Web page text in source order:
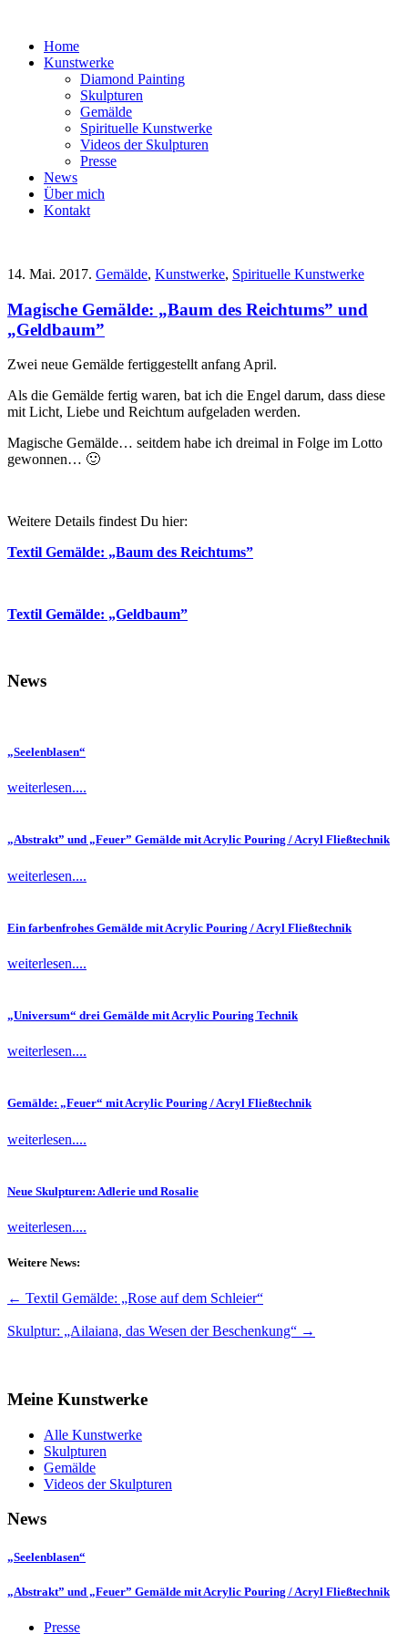
Home
Kunstwerke
Diamond Painting
Skulpturen
Gemälde
Spirituelle Kunstwerke
Videos der Skulpturen
Presse
News
Über mich
Kontakt
14. Mai. 2017. Gemälde, Kunstwerke, Spirituelle Kunstwerke
Magische Gemälde: „Baum des Reichtums” und
„Geldbaum”
Zwei neue Gemälde fertiggestellt anfang April.
Als die Gemälde fertig waren, bat ich die Engel darum, dass diese
mit Licht, Liebe und Reichtum aufgeladen werden.
Magische Gemälde… seitdem habe ich dreimal in Folge im Lotto
gewonnen… 🙂
Weitere Details findest Du hier:
Textil Gemälde: „Baum des Reichtums”
Textil Gemälde: „Geldbaum”
News
„Seelenblasen“
weiterlesen....
„Abstrakt” und „Feuer” Gemälde mit Acrylic Pouring / Acryl Fließtechnik
weiterlesen....
Ein farbenfrohes Gemälde mit Acrylic Pouring / Acryl Fließtechnik
weiterlesen....
„Universum“ drei Gemälde mit Acrylic Pouring Technik
weiterlesen....
Gemälde: „Feuer“ mit Acrylic Pouring / Acryl Fließtechnik
weiterlesen....
Neue Skulpturen: Adlerie und Rosalie
weiterlesen....
Weitere News:
← Textil Gemälde: „Rose auf dem Schleier“
Skulptur: „Ailaiana, das Wesen der Beschenkung“ →
Meine Kunstwerke
Alle Kunstwerke
Skulpturen
Gemälde
Videos der Skulpturen
News
„Seelenblasen“
„Abstrakt” und „Feuer” Gemälde mit Acrylic Pouring / Acryl Fließtechnik
Presse